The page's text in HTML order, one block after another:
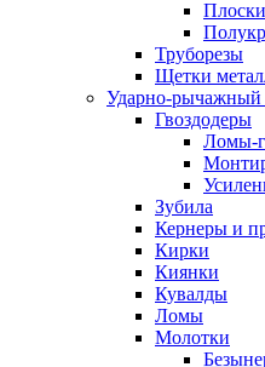
Труборезы
Щетки
Ударно-рычажный
Гвоздодеры
Ломы-
Зубила
Кернеры и
Кирки
Киянки
Кувалды
Ломы
Молотки